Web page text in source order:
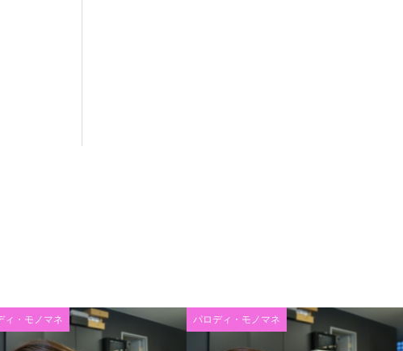
ィ・モノマネ パロディ・モノマネ